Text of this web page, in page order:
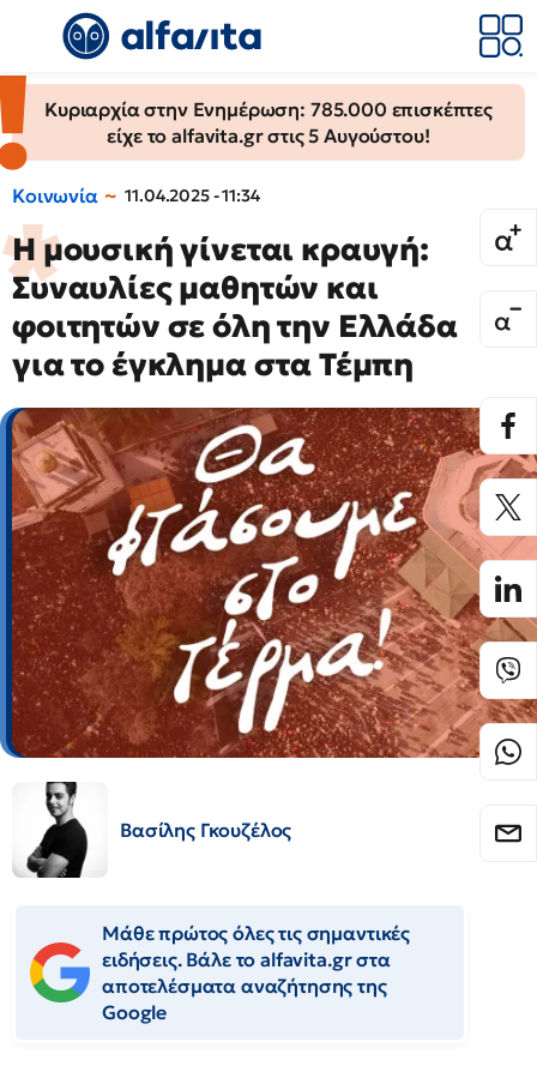
Κυριαρχία στην Ενημέρωση: 785.000 επισκέπτες
είχε το alfavita.gr στις 5 Αυγούστου!
Κοινωνία 11.04.2025 - 11:34
Η μουσική γίνεται κραυγή:
Συναυλίες μαθητών και
φοιτητών σε όλη την Ελλάδα
για το έγκλημα στα Τέμπη
Βασίλης Γκουζέλος
Μάθε πρώτος όλες τις σημαντικές
ειδήσεις. Βάλε το alfavita.gr στα
αποτελέσματα αναζήτησης της
Google